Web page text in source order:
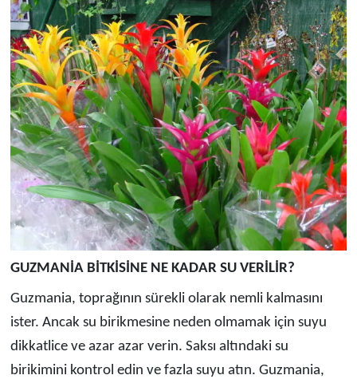
GUZMANİA BİTKİSİNE NE KADAR SU VERİLİR?
Guzmania, toprağının sürekli olarak nemli kalmasını
ister. Ancak su birikmesine neden olmamak için suyu
dikkatlice ve azar azar verin. Saksı altındaki su
birikimini kontrol edin ve fazla suyu atın. Guzmania,